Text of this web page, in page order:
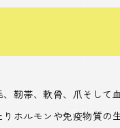
靭帯、軟骨、爪そして
ホルモンや免疫物質の